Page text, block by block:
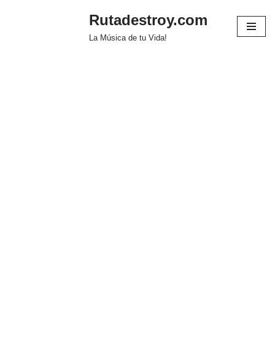
Rutadestroy.com
La Música de tu Vida!